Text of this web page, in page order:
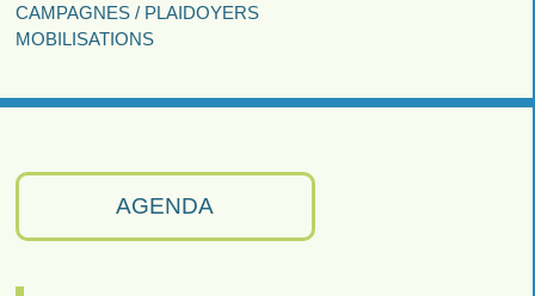
AGENDA
CAMPAGNES / PLAIDOYERS
MOBILISATIONS